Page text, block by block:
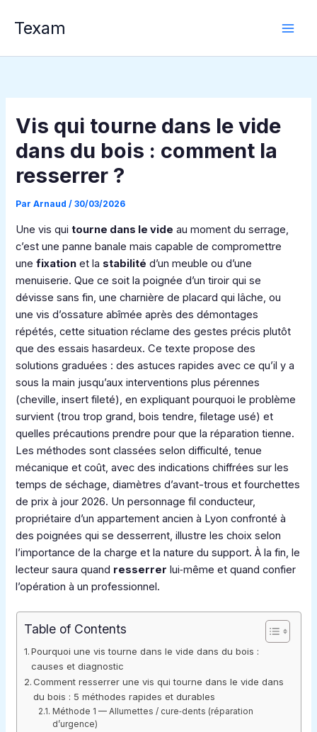
Texam
Vis qui tourne dans le vide
dans du bois : comment la
resserrer ?
ParArnaud/30/03/2026
Une vis qui tourne dans le vide au moment du serrage,
c’est une panne banale mais capable de compromettre
unefixation et la stabilité d’un meuble ou d’une
menuiserie. Que ce soit la poignée d’un tiroir qui se
dévisse sans fin, une charnière de placard qui lâche, ou
une vis d’ossature abîmée après des démontages
répétés, cette situation réclame des gestes précis plutôt
que des essais hasardeux. Ce texte propose des
solutions graduées : des astuces rapides avec ce qu’il y a
sous la main jusqu’aux interventions plus pérennes
(cheville, insert fileté), en expliquant pourquoi le problème
survient (trou trop grand, bois tendre, filetage usé) et
quelles précautions prendre pour que la réparation tienne.
Les méthodes sont classées selon difficulté, tenue
mécanique et coût, avec des indications chiffrées sur les
temps de séchage, diamètres d’avant-trous et fourchettes
de prix à jour 2026. Un personnage fil conducteur,
propriétaire d’un appartement ancien à Lyon confronté à
des poignées qui se desserrent, illustre les choix selon
l’importance de la charge et la nature du support. À la fin, le
lecteur saura quand resserrer lui‑même et quand confier
l’opération à un professionnel.
Table of Contents
Pourquoi une vis tourne dans le vide dans du bois :
causes et diagnostic
Comment resserrer une vis qui tourne dans le vide dans
du bois : 5 méthodes rapides et durables
Méthode 1 — Allumettes / cure‑dents (réparation
d’urgence)